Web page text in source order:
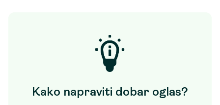
Kako napraviti dobar oglas?